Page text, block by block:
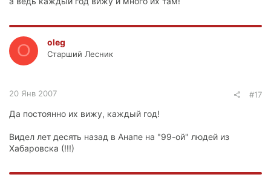
O oleg
Старший Лесник
20 Янв 2007 #17
Да постоянно их вижу, каждый год!
Видел лет десять назад в Анапе на "99-ой" людей из
Хабаровска (!!!)